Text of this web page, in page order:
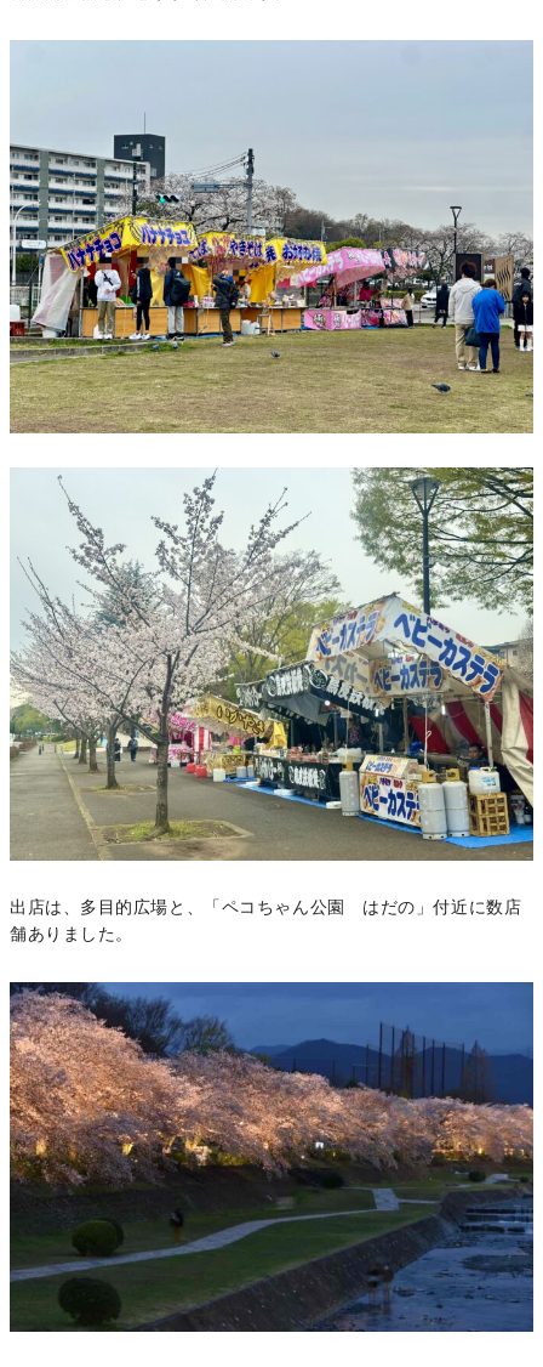
出店は、多目的広場と、「ペコちゃん公園 はだの」付近に数店
舗ありました。